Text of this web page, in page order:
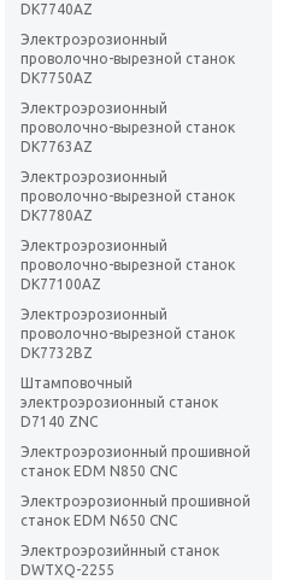
DK7740AZ
Электроэрозионный
проволочно-вырезной станок
DK7750AZ
Электроэрозионный
проволочно-вырезной станок
DK7763AZ
Электроэрозионный
проволочно-вырезной станок
DK7780AZ
Электроэрозионный
проволочно-вырезной станок
DK77100AZ
Электроэрозионный
проволочно-вырезной станок
DK7732BZ
Штамповочный
электроэрозионный станок
D7140 ZNC
Электроэрозионный прошивной
станок EDM N850 CNC
Электроэрозионный прошивной
станок EDM N650 CNC
Электроэрозийнный станок
DWTXQ-2255